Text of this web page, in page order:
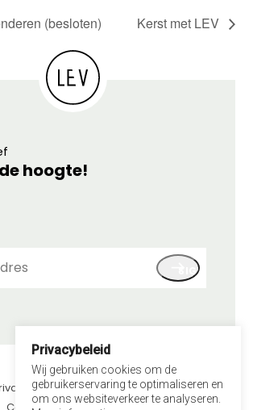
(besloten) Kerst met LEV
hoogte!
SIGN UP
© 2026 LEV
Privacybeleid
Wij gebruiken cookies om de
gebruikerservaring te optimaliseren en
om ons websiteverkeer te analyseren.